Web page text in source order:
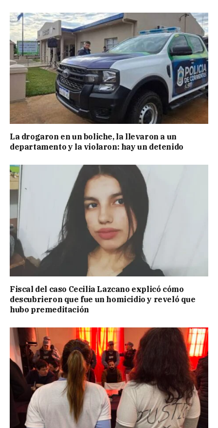
La drogaron en un boliche, la llevaron a un
departamento y la violaron: hay un detenido
Fiscal del caso Cecilia Lazcano explicó cómo
descubrieron que fue un homicidio y reveló que
hubo premeditación